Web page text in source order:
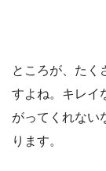
ところが、たく
すよね。キレイ
がってくれない
ります。